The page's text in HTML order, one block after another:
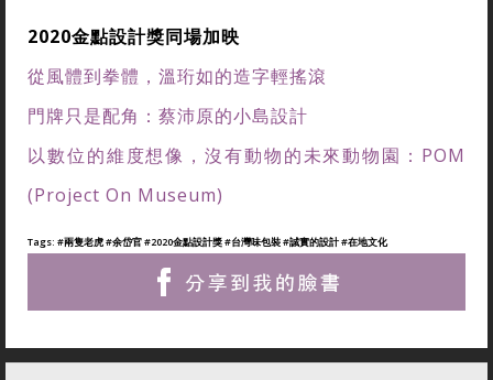
2020金點設計獎同場加映
從風體到拳體，溫珩如的造字輕搖滾
門牌只是配角：蔡沛原的小島設計
以數位的維度想像，沒有動物的未來動物園：POM
(Project On Museum)
Tags: #兩隻老虎#余岱官#2020金點設計獎#台灣味包裝#誠實的設計#在地文化